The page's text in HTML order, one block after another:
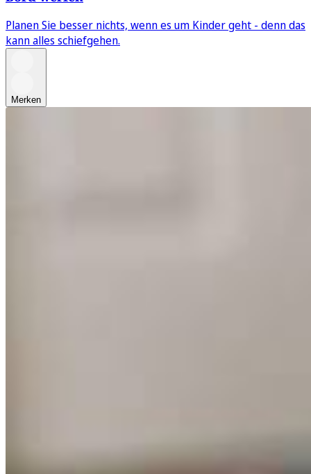
Planen Sie besser nichts, wenn es um Kinder geht - denn das
kann alles schiefgehen.
Merken